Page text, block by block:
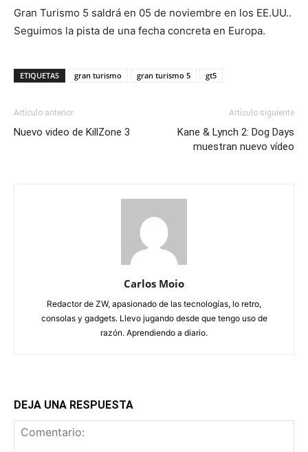
Gran Turismo 5 saldrá en 05 de noviembre en los EE.UU..
Seguimos la pista de una fecha concreta en Europa.
ETIQUETAS gran turismo gran turismo 5 gt5
Artículo anterior
Nuevo video de KillZone 3
Artículo siguiente
Kane & Lynch 2: Dog Days
muestran nuevo vídeo
Carlos Moio
Redactor de ZW, apasionado de las tecnologías, lo retro,
consolas y gadgets. Llevo jugando desde que tengo uso de
razón. Aprendiendo a diario.
DEJA UNA RESPUESTA